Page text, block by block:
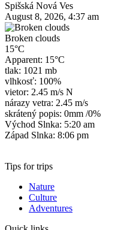
Spišská Nová Ves
August 8, 2026, 4:37 am
Broken clouds
15°C
Apparent: 15°C
tlak: 1021 mb
vlhkosť: 100%
vietor: 2.45 m/s N
nárazy vetra: 2.45 m/s
skrátený popis: 0mm /0%
Východ Slnka: 5:20 am
Západ Slnka: 8:06 pm
Tips for trips
Nature
Culture
Adventures